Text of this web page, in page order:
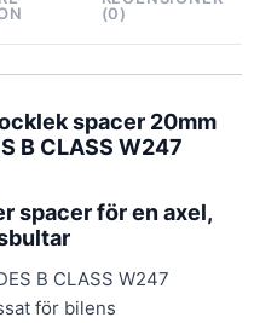
(0)
spacer 20mm
B CLASS W247
spacer för en axel,
B CLASS W247
för bilens